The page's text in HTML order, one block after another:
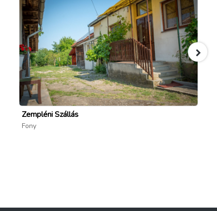
Zempléni Szállás
Fony